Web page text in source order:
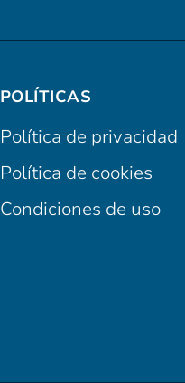
POLÍTICAS
Política de privacidad
Política de cookies
Condiciones de uso